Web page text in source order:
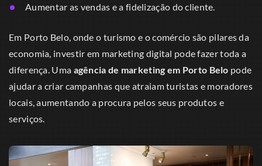
Aumentar as vendas e a fidelização do cliente.
Em Porto Belo, onde o turismo e o comércio são pilares da
economia, investir em marketing digital pode fazer toda a
diferença. Uma agência de marketing em Porto Belo pode
ajudar a criar campanhas que atraiam turistas e moradores
locais, aumentando a procura pelos seus produtos e
serviços.